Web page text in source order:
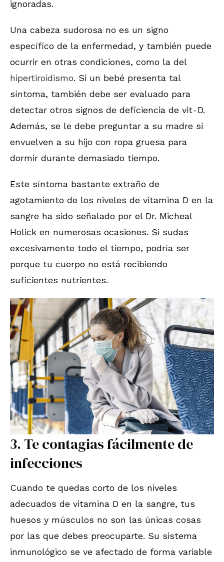
ignoradas.
Una cabeza sudorosa no es un signo
específico de la enfermedad, y también puede
ocurrir en otras condiciones, como la del
hipertiroidismo. Si un bebé presenta tal
síntoma, también debe ser evaluado para
detectar otros signos de deficiencia de vit-D.
Además, se le debe preguntar a su madre si
envuelven a su hijo con ropa gruesa para
dormir durante demasiado tiempo.
Este síntoma bastante extraño de
agotamiento de los niveles de vitamina D en la
sangre ha sido señalado por el Dr. Micheal
Holick en numerosas ocasiones. Si sudas
excesivamente todo el tiempo, podría ser
porque tu cuerpo no está recibiendo
suficientes nutrientes.
3. Te contagias fácilmente de
infecciones
Cuando te quedas corto de los niveles
adecuados de vitamina D en la sangre, tus
huesos y músculos no son las únicas cosas
por las que debes preocuparte. Su sistema
inmunológico se ve afectado de forma variable